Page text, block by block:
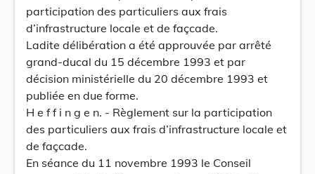
participation des particuliers aux frais
d’infrastructure locale et de façcade.
Ladite délibération a été approuvée par arrêté
grand-ducal du 15 décembre 1993 et par
décision ministérielle du 20 décembre 1993 et
publiée en due forme.
H e f f i n g e n. - Règlement sur la participation
des particuliers aux frais d’infrastructure locale et
de façcade.
En séance du 11 novembre 1993 le Conseil